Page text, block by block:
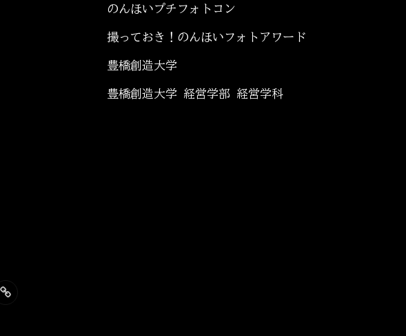
のんほいプチフォトコン
撮っておき！のんほいフォトアワード
豊橋創造大学
豊橋創造大学 経営学部 経営学科